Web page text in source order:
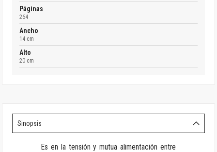
Páginas
264
Ancho
14 cm
Alto
20 cm
Sinopsis
Es en la tensión y mutua alimentación entre